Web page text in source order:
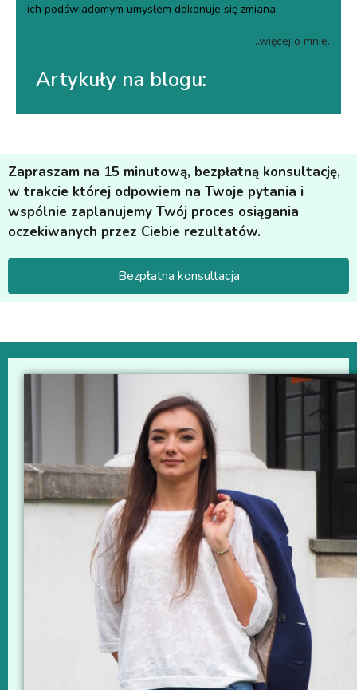
ich podświadomym umysłem dokonuje się zmiana.
..więcej o mnie.
Artykuły na blogu:
Zapraszam na 15 minutową, bezpłatną konsultację,
w trakcie której odpowiem na Twoje pytania i
wspólnie zaplanujemy Twój proces osiągania
oczekiwanych przez Ciebie rezultatów.
Bezpłatna konsultacja